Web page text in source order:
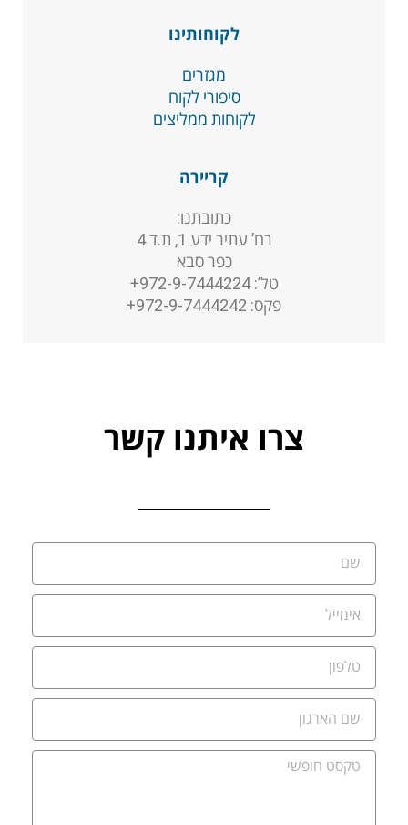
לקוחותינו
מגזרים
סיפורי לקוח
לקוחות ממליצים
קריירה
כתובתנו:
רח’ עתיר ידע 1, ת.ד 4
כפר סבא
טל’: 972-9-7444224+
פקס: 972-9-7444242+
צרו איתנו קשר